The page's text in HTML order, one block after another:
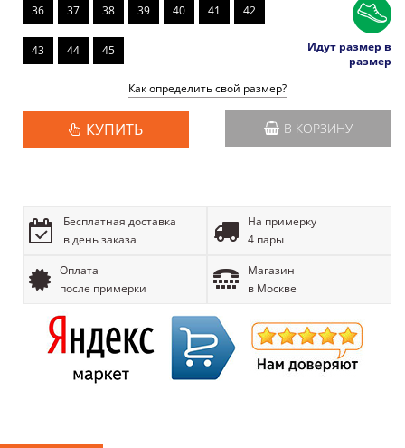
36 37 38 39 40 41 42
43 44 45
Идут размер в
размер
Как определить свой размер?
КУПИТЬ В КОРЗИНУ
Бесплатная доставка
в день заказа
На примерку
4 пары
Оплата
после примерки
Магазин
в Москве